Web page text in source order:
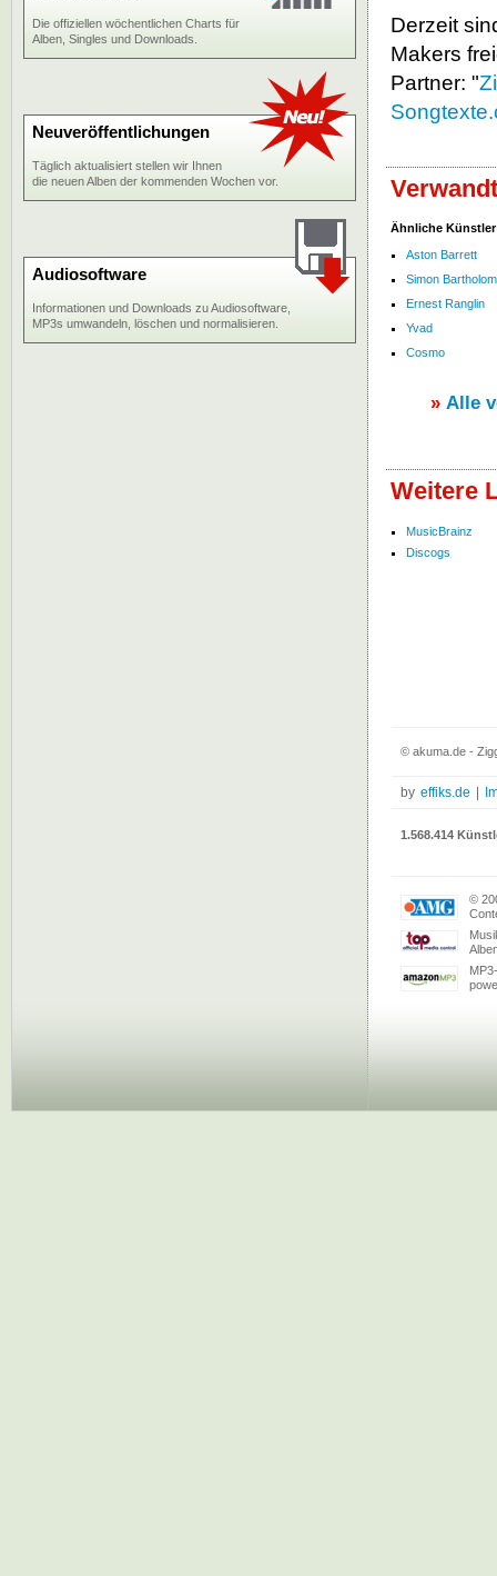
Derzeit
Makers
Partner: "
Ähnliche Künstler
Aston Barrett
Simon
Ernest Ranglin
Yvad
Cosmo
» Alle
Weitere
MusicBrainz
Discogs
Die offiziellen wöchentlichen Charts für
Alben, Singles und Downloads.
Neuveröffentlichungen
Täglich aktualisiert stellen wir Ihnen
die neuen Alben der kommenden Wochen vor.
Audiosoftware
Informationen und Downloads zu Audiosoftware,
MP3s umwandeln, löschen und normalisieren.
© akuma.de -
by effiks.de
1.568.414
©